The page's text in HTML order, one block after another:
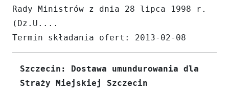
Rady Ministrów z dnia 28 lipca 1998 r.
(Dz.U....
Termin składania ofert: 2013-02-08
Szczecin: Dostawa umundurowania dla
Straży Miejskiej Szczecin